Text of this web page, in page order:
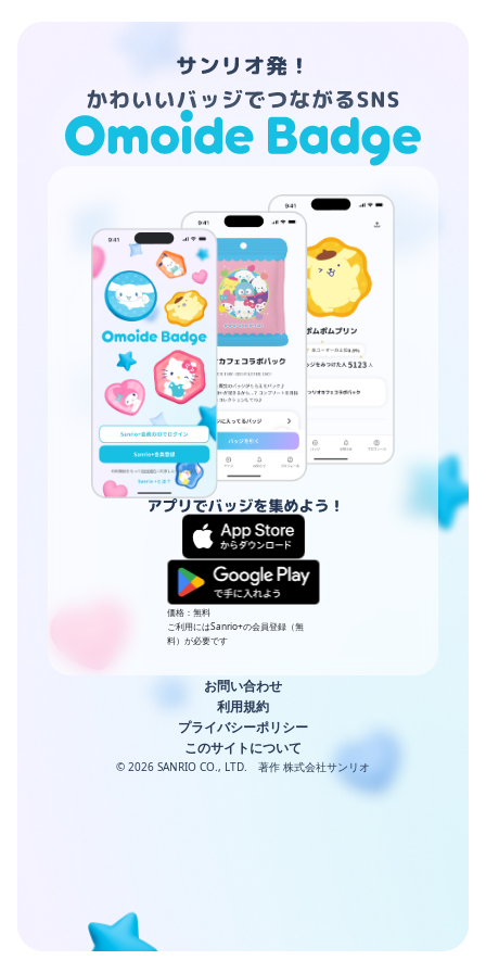
価格：無料
ご利用にはSanrio+の会員登録（無
料）が必要です
お問い合わせ
利用規約
プライバシーポリシー
このサイトについて
© 2026 SANRIO CO., LTD. 著作 株式会社サンリオ